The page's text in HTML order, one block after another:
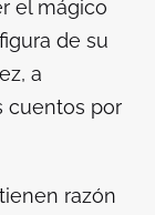
el mágico
de su
a
cuentos por
razón